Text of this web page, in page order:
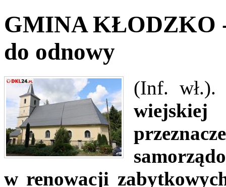
GMINA KŁODZKO
do odnowy
(Inf. wł.).
w renowacji